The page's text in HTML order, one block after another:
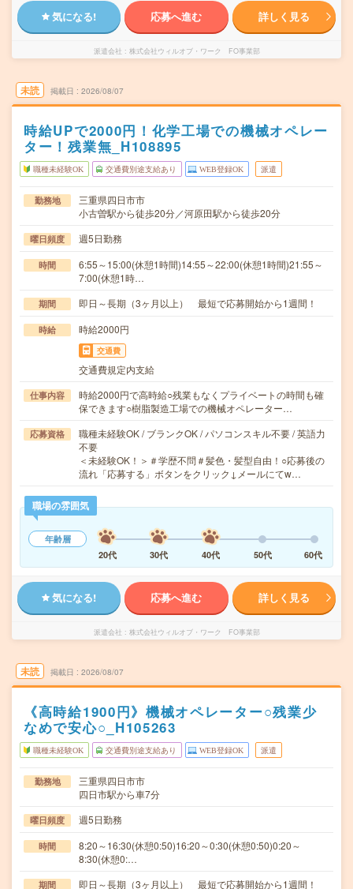
気になる! 応募へ進む 詳しく見る
派遣会社 株式会社ウィルオブ・ワーク FO事業部
未読 掲載日 2026/08/07
時給UPで2000円！化学工場での機械オペレー
ター！残業無_H108895
職種未経験OK 交通費別途支給あり WEB登録OK 派遣
勤務地
三重県四日市市
小古曽駅から徒歩20分／河原田駅から徒歩20分
曜日頻度 週5日勤務
時間
6:55～15:00(休憩1時間)14:55～22:00(休憩1時間)21:55～
7:00(休憩1時…
期間 即日～長期（3ヶ月以上） 最短で応募開始から1週間！
時給 時給2000円
交通費
交通費規定内支給
仕事内容
時給2000円で高時給○残業もなくプライベートの時間も確
保できます○樹脂製造工場での機械オペレーター…
応募資格
職種未経験OK / ブランクOK / パソコンスキル不要 / 英語力
不要
＜未経験OK！＞＃学歴不問＃髪色・髪型自由！○応募後の
流れ「応募する」ボタンをクリック↓メールにてw…
職場の雰囲気
年齢層
20代
30代 40代 50代 60代
気になる! 応募へ進む 詳しく見る
派遣会社 株式会社ウィルオブ・ワーク FO事業部
未読 掲載日 2026/08/07
《高時給1900円》機械オペレーター○残業少
なめで安心○_H105263
職種未経験OK 交通費別途支給あり WEB登録OK 派遣
勤務地
三重県四日市市
四日市駅から車7分
曜日頻度 週5日勤務
時間
8:20～16:30(休憩0:50)16:20～0:30(休憩0:50)0:20～
8:30(休憩0:…
期間 即日～長期（3ヶ月以上） 最短で応募開始から1週間！